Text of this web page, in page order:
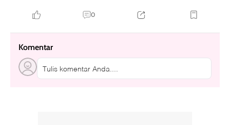
0
Komentar
Tulis komentar Anda....